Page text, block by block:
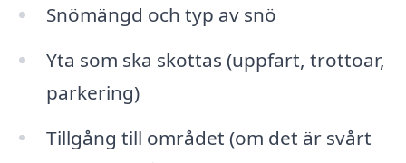
Snömängd och typ av snö
Yta som ska skottas (uppfart, trottoar,
parkering)
Tillgång till området (om det är svårt